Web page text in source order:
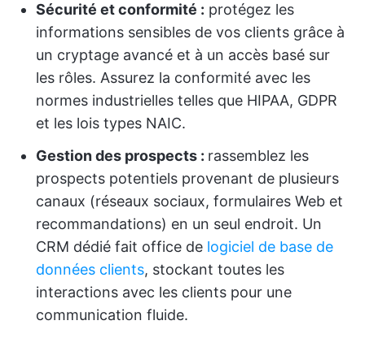
Sécurité et conformité : protégez les
informations sensibles de vos clients grâce à
un cryptage avancé et à un accès basé sur
les rôles. Assurez la conformité avec les
normes industrielles telles que HIPAA, GDPR
et les lois types NAIC.
Gestion des prospects : rassemblez les
prospects potentiels provenant de plusieurs
canaux (réseaux sociaux, formulaires Web et
recommandations) en un seul endroit. Un
CRM dédié fait office de logiciel de base de
données clients, stockant toutes les
interactions avec les clients pour une
communication fluide.